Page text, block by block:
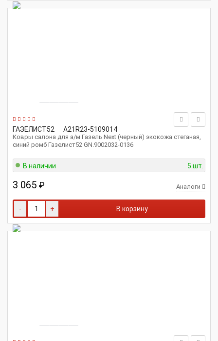
ГАЗЕЛИСТ52 A21R23-5109014
Ковры салона для а/м Газель Next (черный) экокожа стеганая,
синий ромб Газелист52 GN.9002032-0136
В наличии 5 шт.
3 065 ₽ Аналоги
- + В корзину